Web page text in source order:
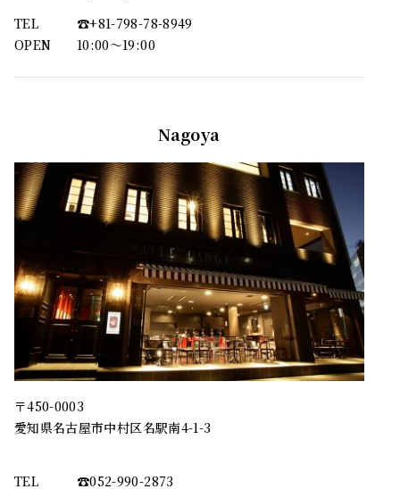
TEL
☎︎+81-798-78-8949
OPEN
10:00〜19:00
Nagoya
〒450-0003
愛知県名古屋市中村区名駅南4-1-3
TEL
☎︎052-990-2873